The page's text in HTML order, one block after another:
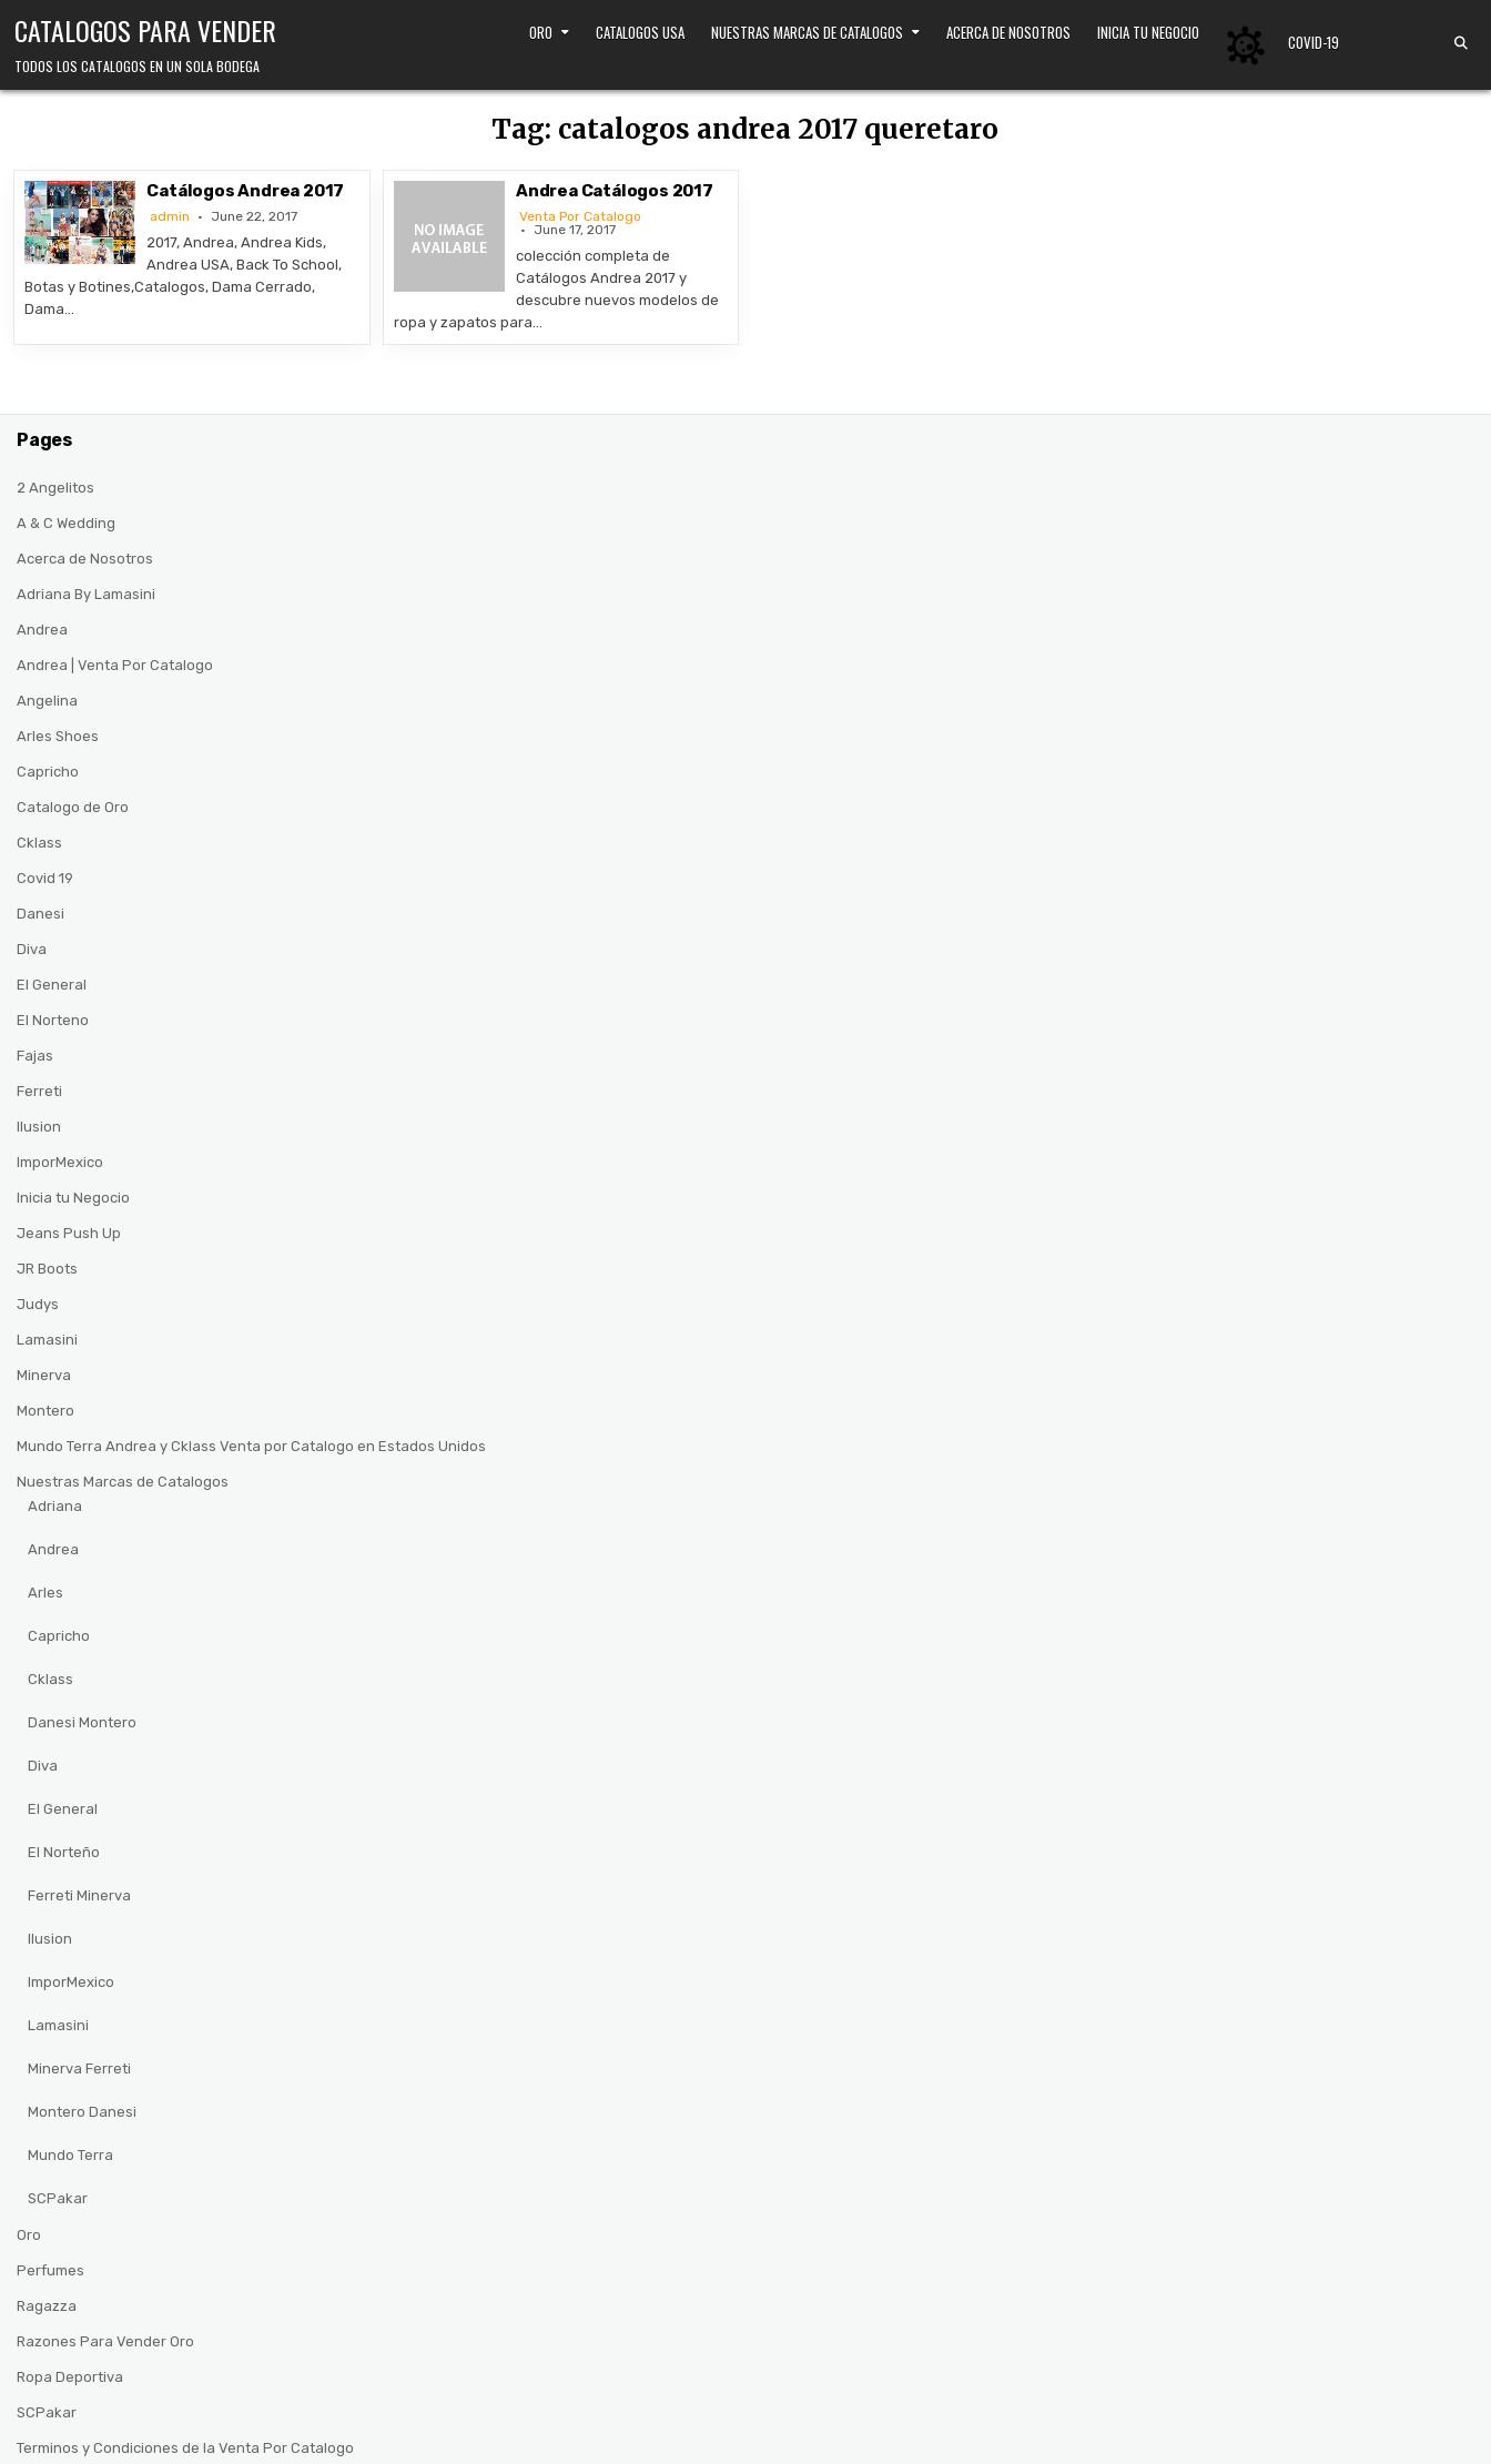
CATALOGOS PARA VENDER
TODOS LOS CATALOGOS EN UN SOLA BODEGA
ORO CATALOGOS USA NUESTRAS MARCAS DE CATALOGOS ACERCA DE NOSOTROS INICIA TU NEGOCIO COVID-19
Tag: catalogos andrea 2017 queretaro
Catálogos Andrea 2017
admin June 22, 2017
2017, Andrea, Andrea Kids,
Andrea USA, Back To School,
Botas y Botines,Catalogos, Dama Cerrado,
Dama…
Andrea Catálogos 2017
Venta Por Catalogo
June 17, 2017
colección completa de
Catálogos Andrea 2017 y
descubre nuevos modelos de
ropa y zapatos para…
Pages
2 Angelitos
A & C Wedding
Acerca de Nosotros
Adriana By Lamasini
Andrea
Andrea | Venta Por Catalogo
Angelina
Arles Shoes
Capricho
Catalogo de Oro
Cklass
Covid 19
Danesi
Diva
El General
El Norteno
Fajas
Ferreti
Ilusion
ImporMexico
Inicia tu Negocio
Jeans Push Up
JR Boots
Judys
Lamasini
Minerva
Montero
Mundo Terra Andrea y Cklass Venta por Catalogo en Estados Unidos
Nuestras Marcas de Catalogos
Adriana
Andrea
Arles
Capricho
Cklass
Danesi Montero
Diva
El General
El Norteño
Ferreti Minerva
Ilusion
ImporMexico
Lamasini
Minerva Ferreti
Montero Danesi
Mundo Terra
SCPakar
Oro
Perfumes
Ragazza
Razones Para Vender Oro
Ropa Deportiva
SCPakar
Terminos y Condiciones de la Venta Por Catalogo